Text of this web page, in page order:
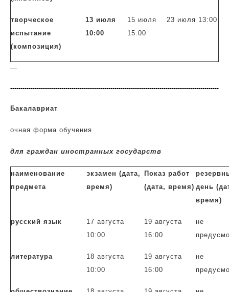
творческое
испытание
(композиция)
13 июля
10:00
15 июля
15:00
23 июля 13:00
—
Бакалавриат
очная форма обучения
для граждан иностранных государств
наименование
предмета
экзамен (дата,
время)
Показ работ
(дата, время) день
время)
русский язык
17 августа
10:00
19 августа
16:00
не
литература
18 августа
10:00
19 августа
16:00
не
пред